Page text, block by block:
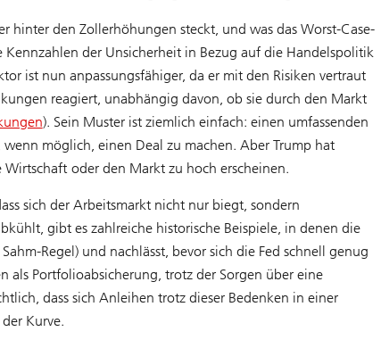
hinter den Zollerhöhungen steckt, und was das Worst-Case-
der Unsicherheit in Bezug auf die Handelspolitik
ist nun anpassungsfähiger, da er mit den Risiken vertraut
reagiert, unabhängig davon, ob sie durch den Markt
). Sein Muster ist ziemlich einfach: einen umfassenden
möglich, einen Deal zu machen. Aber Trump hat
oder den Markt zu hoch erscheinen.
sich der Arbeitsmarkt nicht nur biegt, sondern
gibt es zahlreiche historische Beispiele, in denen die
Regel) und nachlässt, bevor sich die Fed schnell genug
als Portfolioabsicherung, trotz der Sorgen über eine
dass sich Anleihen trotz dieser Bedenken in einer
Kurve.